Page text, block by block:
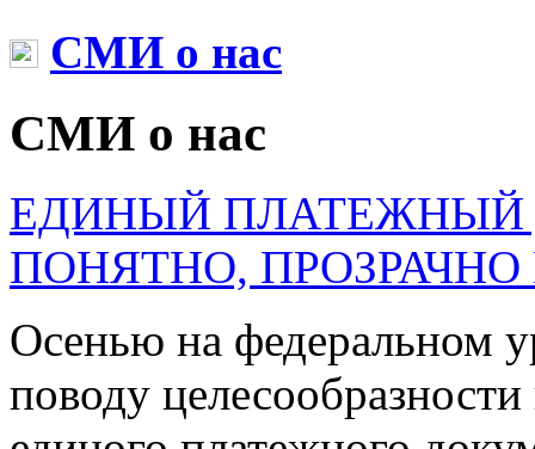
СМИ о нас
СМИ о нас
ЕДИНЫЙ ПЛАТЕЖНЫЙ
ПОНЯТНО,
Осенью на федеральном
поводу